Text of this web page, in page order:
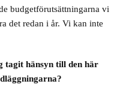
budgetförutsättningarna vi
det redan i år. Vi kan inte
tagit hänsyn till den här